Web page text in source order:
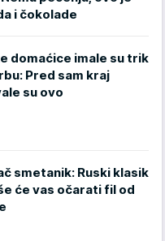
i čokolade
domaćice imale su trik
Pred sam kraj
su ovo
smetanik: Ruski klasik
će vas očarati fil od